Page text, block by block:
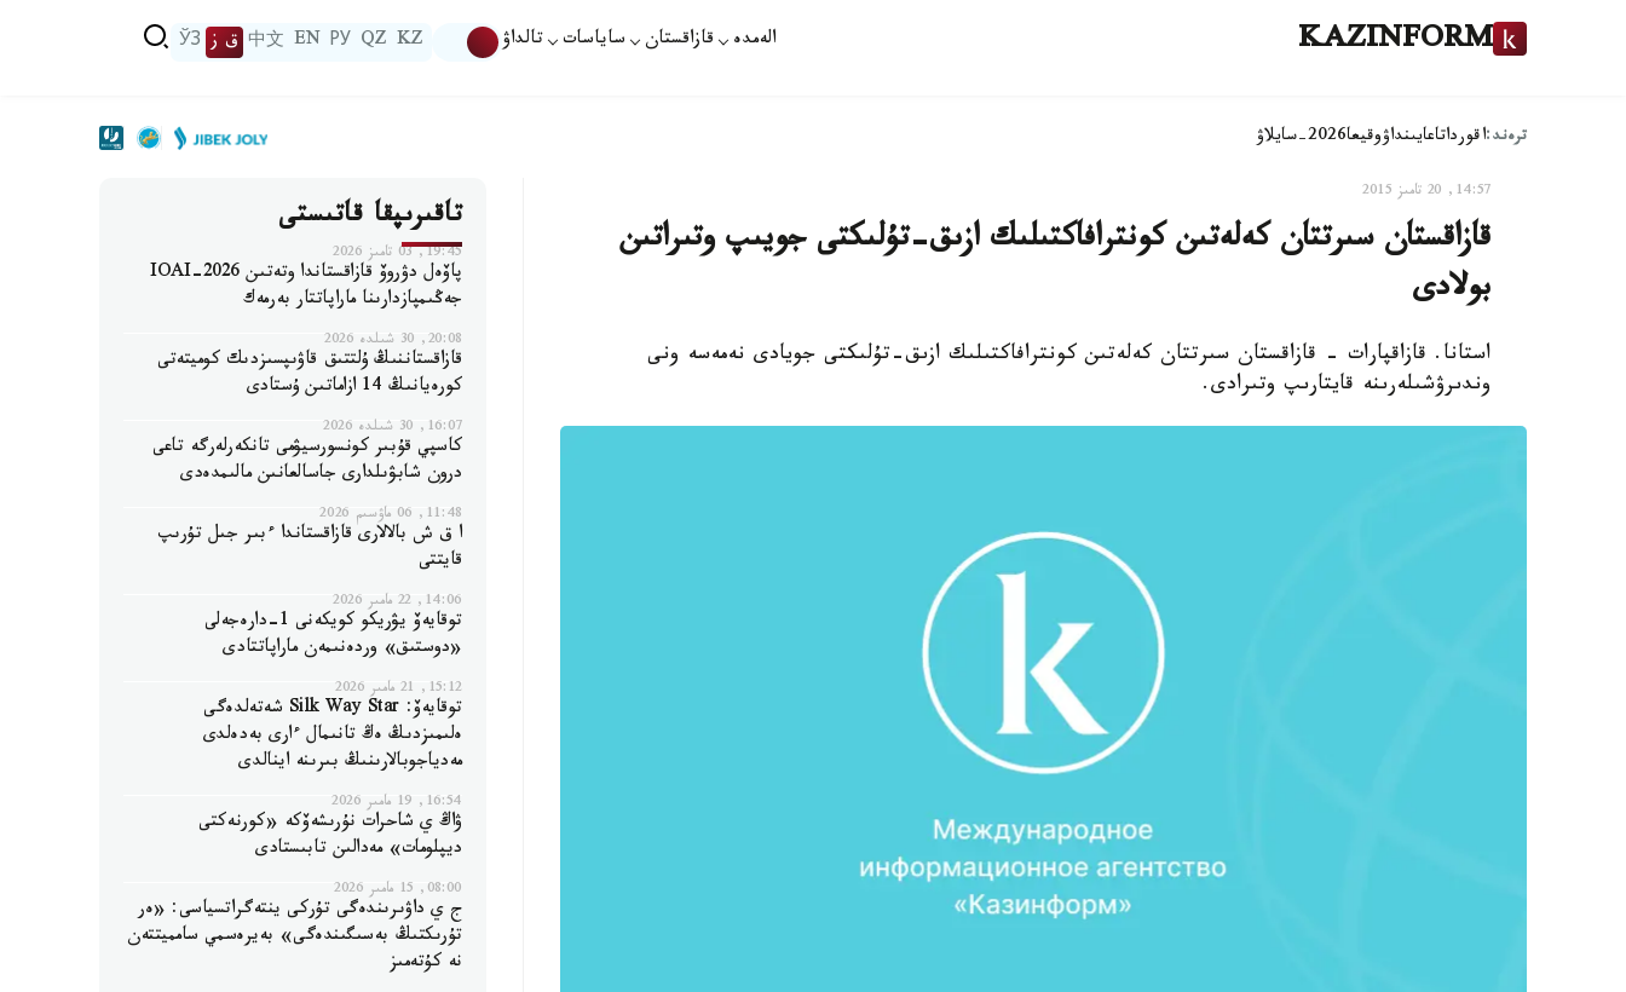
KAZINFORM الەمدە قازاقستان ساياسات تالداۋ KZ
QZ
РУ
EN
中文 ق ز ЎЗ
ترەند:اقورداتاعايىنداۋوقيعا2026-سايلاۋ
14:57, 20 تامىز 2015
قازاقستان سىرتتان كەلەتىن كونترافاكتىلىك ازىق-تۇلىكتى جويىپ وتىراتىن
بولادى
استانا. قازاقپارات - قازاقستان سىرتتان كەلەتىن كونترافاكتىلىك ازىق-تۇلىكتى جويادى نەمەسە ونى
وندىرۋشىلەرىنە قايتارىپ وتىرادى.
تاقىرىپقا قاتىستى
19:45, 03 تامىز 2026
پاۆەل دۋروۆ قازاقستاندا وتەتىن IOAI-2026
جەڭىمپازدارىنا ماراپاتتار بەرمەك
20:08, 30 شىلدە 2026
قازاقستاننىڭ ۇلتتىق قاۋىپسىزدىك كوميتەتى
كورەيانىڭ 14 ازاماتىن ۇستادى
16:07, 30 شىلدە 2026
كاسپي قۇبىر كونسورسيۋمى تانكەرلەرگە تاعى
درون شابۋىلدارى جاسالعانىن مالىمدەدى
11:48, 06 ماۋسىم 2026
ا ق ش بالالارى قازاقستاندا ءبىر جىل تۇرىپ
قايتتى
14:06, 22 مامىر 2026
توقايەۆ يۋريكو كويكەنى 1-دارەجەلى
«دوستىق» وردەنىمەن ماراپاتتادى
15:12, 21 مامىر 2026
توقايەۆ: Silk Way Star شەتەلدەگى
ەلىمىزدىڭ ەڭ تانىمال ءارى بەدەلدى
مەدياجوبالارىنىڭ بىرىنە اينالدى
16:54, 19 مامىر 2026
ۋاڭ ي شاحرات نۇرىشەۆكە «كورنەكتى
ديپلومات» مەدالىن تابىستادى
08:00, 15 مامىر 2026
ج ي داۋىرىندەگى تۇركى ينتەگراتسياسى: «ەر
تۇرىكتىڭ بەسىگىندەگى» بەيرەسمي سامميتتەن
نە كۇتەمىز